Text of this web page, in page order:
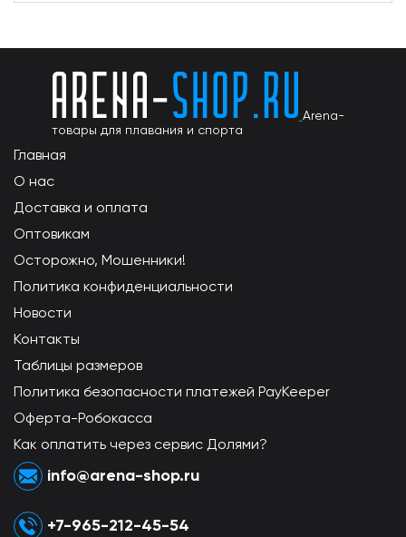
Arena-
товары для плавания и спорта
Главная
О нас
Доставка и оплата
Оптовикам
Осторожно, Мошенники!
Политика конфиденциальности
Новости
Контакты
Таблицы размеров
Политика безопасности платежей PayKeeper
Оферта-Робокасса
Как оплатить через сервис Долями?
info@arena-shop.ru
+7-965-212-45-54